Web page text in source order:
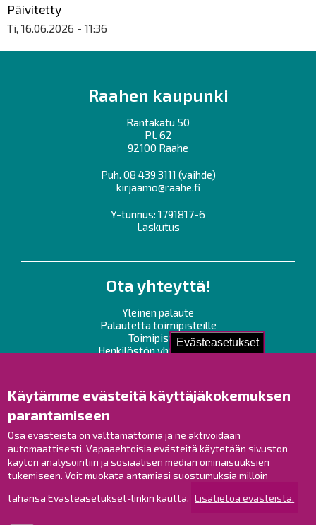
Evästeasetukset
Käytämme evästeitä käyttäjäkokemuksen
parantamiseen
Osa evästeistä on välttämättömiä ja ne aktivoidaan
automaattisesti. Vapaaehtoisia evästeitä käytetään sivuston
käytön analysointiin ja sosiaalisen median ominaisuuksien
tukemiseen. Voit muokata antamiasi suostumuksia milloin
tahansa Evästeasetukset-linkin kautta. Lisätietoa evästeistä.
Päivitetty
Ti, 16.06.2026 - 11:36
Raahen kaupunki
Rantakatu 50
PL 62
92100 Raahe
Puh. 08 439 3111 (vaihde)
kirjaamo@raahe.fi
Y-tunnus: 1791817-6
Laskutus
Ota yhteyttä!
Yleinen palaute
Palautetta toimipisteille
Toimipisteet
Henkilöstön yhteystiedot
Raahe Facebookissa
Raahe Instagramissa
Raahe LinkedInissä
Raahe YouTubessa